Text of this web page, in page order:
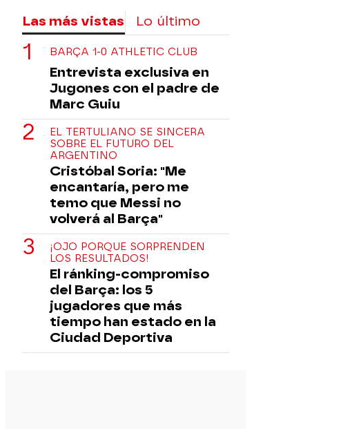
Las más vistas Lo último
BARÇA 1-0 ATHLETIC CLUB
Entrevista exclusiva en
Jugones con el padre de
Marc Guiu
EL TERTULIANO SE SINCERA
SOBRE EL FUTURO DEL
ARGENTINO
Cristóbal Soria: "Me
encantaría, pero me
temo que Messi no
volverá al Barça"
¡OJO PORQUE SORPRENDEN
LOS RESULTADOS!
El ránking-compromiso
del Barça: los 5
jugadores que más
tiempo han estado en la
Ciudad Deportiva